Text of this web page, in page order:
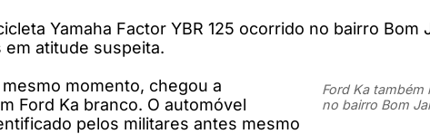
Yamaha Factor YBR 125 ocorrido no bairro Bom
atitude suspeita.
Ford Ka
no bairro Bom
momento, chegou a
Ford Ka branco. O automóvel
pelos militares antes mesmo